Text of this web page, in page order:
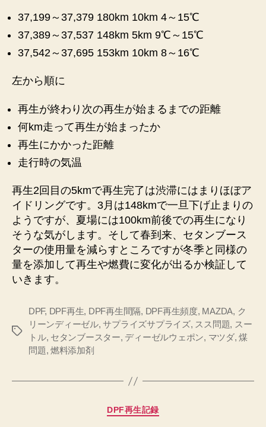
の
DPF
再
の
37,199～37,379 180km 10km 4～15℃
37,389～37,537 148km 5km 9℃～15℃
37,542～37,695 153km 10km 8～16℃
左から順に
再生が終わり次の再生が始まるまでの距離
何km走って再生が始まったか
再生にかかった距離
走行時の気温
再生2回目の5kmで再生完了は渋滞にはまりほぼア
イドリングです。3月は148kmで一旦下げ止まりの
ようですが、夏場には100km前後での再生になり
そうな気がします。そして春到来、セタンブース
ターの使用量を減らすところですが冬季と同様の
量を添加して再生や燃費に変化が出るか検証して
いきます。
タ
DPF, DPF再生, DPF再生間隔, DPF再生頻度, MAZDA, ク
リーンディーゼル,サプライズサプライズ, スス問題, スー
トル, セタンブースター, ディーゼルウェポン, マツダ,煤
問題, 燃料添加剤
カ
DPF再生記録